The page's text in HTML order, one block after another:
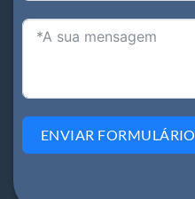
ENVIAR FORMULÁRIO